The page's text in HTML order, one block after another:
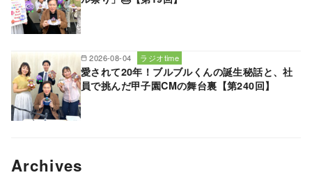
2026-08-04 ラジオtime
愛されて20年！ブルブルくんの誕生秘話と、社
員で挑んだ甲子園CMの舞台裏【第240回】
Archives